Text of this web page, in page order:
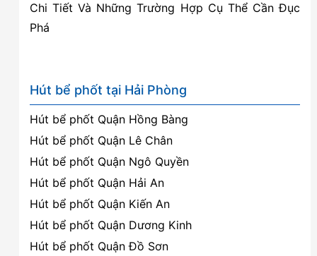
Chi Tiết Và Những Trường Hợp Cụ Thể Cần Đục
Phá
Hút bể phốt tại Hải Phòng
Hút bể phốt Quận Hồng Bàng
Hút bể phốt Quận Lê Chân
Hút bể phốt Quận Ngô Quyền
Hút bể phốt Quận Hải An
Hút bể phốt Quận Kiến An
Hút bể phốt Quận Dương Kinh
Hút bể phốt Quận Đồ Sơn